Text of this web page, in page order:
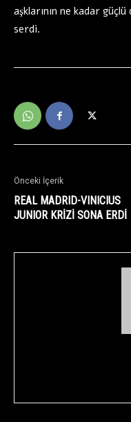
aşklarının ne kadar
serdi.
Önceki İçerik
REAL MADRID-VINICIUS
JUNIOR KRİZİ SONA ERDİ